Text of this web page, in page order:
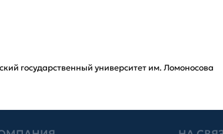
государственный университет им. Ломоносова